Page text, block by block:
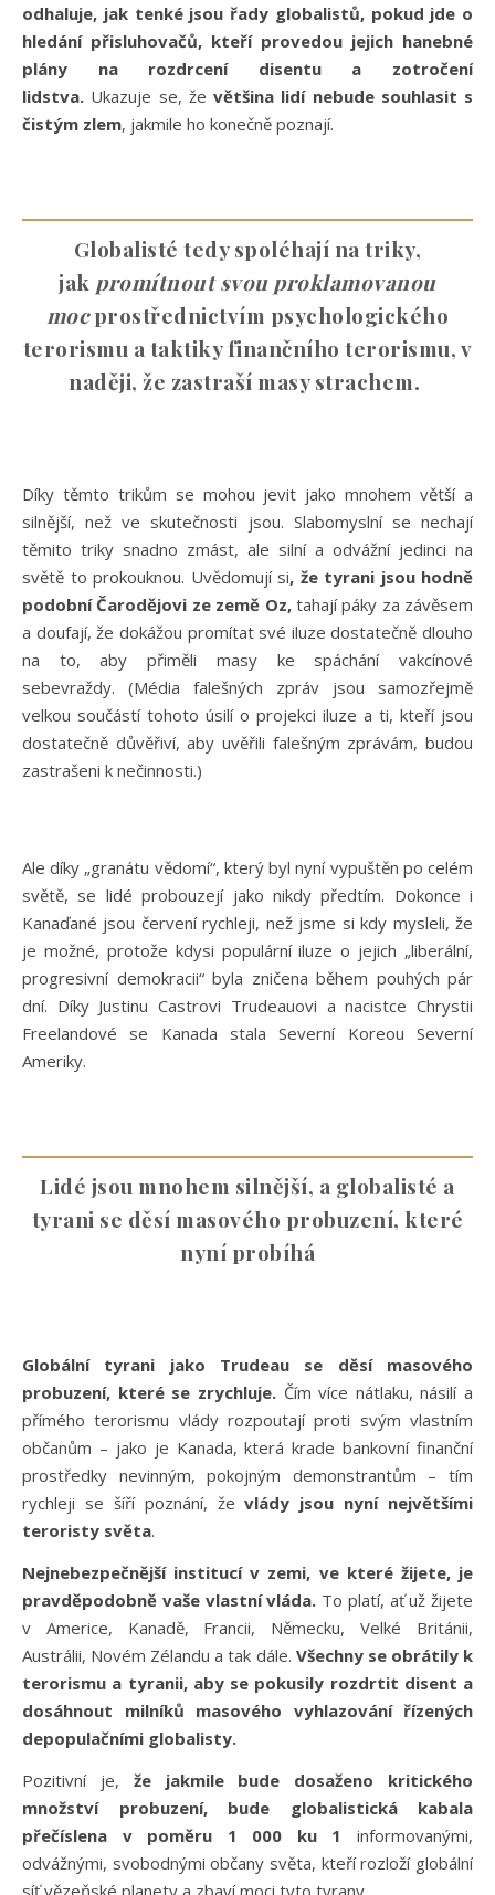
odhaluje, jak tenké jsou řady globalistů, pokud jde o
hledání přisluhovačů, kteří provedou jejich hanebné
plány na rozdrcení disentu a zotročení
lidstva. Ukazuje se, že většina lidí nebude souhlasit s
čistým zlem, jakmile ho konečně poznají.
Globalisté tedy spoléhají na triky,
jak promítnout svou proklamovanou
mocprostřednictvím psychologického
terorismu a taktiky finančního terorismu, v
naději, že zastraší masy strachem.
Díky těmto trikům se mohou jevit jako mnohem větší a
silnější, než ve skutečnosti jsou. Slabomyslní se nechají
těmito triky snadno zmást, ale silní a odvážní jedinci na
světě to prokouknou. Uvědomují si, že tyrani jsou hodně
podobní Čarodějovi ze země Oz,tahají páky za závěsem
a doufají, že dokážou promítat své iluze dostatečně dlouho
na to, aby přiměli masy ke spáchání vakcínové
sebevraždy. (Média falešných zpráv jsou samozřejmě
velkou součástí tohoto úsilí o projekci iluze a ti, kteří jsou
dostatečně důvěřiví, aby uvěřili falešným zprávám, budou
zastrašeni k nečinnosti.)
Ale díky „granátu vědomí“, který byl nyní vypuštěn po celém
světě, se lidé probouzejí jako nikdy předtím. Dokonce i
Kanaďané jsou červení rychleji, než jsme si kdy mysleli, že
je možné, protože kdysi populární iluze o jejich „liberální,
progresivní demokracii“ byla zničena během pouhých pár
dní. Díky Justinu Castrovi Trudeauovi a nacistce Chrystii
Freelandové se Kanada stala Severní Koreou Severní
Ameriky.
Lidé jsou mnohem silnější, a globalisté a
tyrani se děsí masového probuzení, které
nyní probíhá
Globální tyrani jako Trudeau se děsí masového
probuzení, které se zrychluje.Čím více nátlaku, násilí a
přímého terorismu vlády rozpoutají proti svým vlastním
občanům – jako je Kanada, která krade bankovní finanční
prostředky nevinným, pokojným demonstrantům – tím
rychleji se šíří poznání, ževlády jsou nyní největšími
teroristy světa.
Nejnebezpečnější institucí v zemi, ve které žijete, je
pravděpodobně vaše vlastní vláda. To platí, ať už žijete
v Americe, Kanadě, Francii, Německu, Velké Británii,
Austrálii, Novém Zélandu a tak dále. Všechny se obrátily k
terorismu a tyranii, aby se pokusily rozdrtit disent a
dosáhnout milníků masového vyhlazování řízených
depopulačními globalisty.
Pozitivní je, že jakmile bude dosaženo kritického
množství probuzení, bude globalistická kabala
přečíslena v poměru 1 000 ku 1
informovanými,
odvážnými, svobodnými občany světa, kteří rozloží globální
síť vězeňské planety a zbaví moci tyto tyrany.